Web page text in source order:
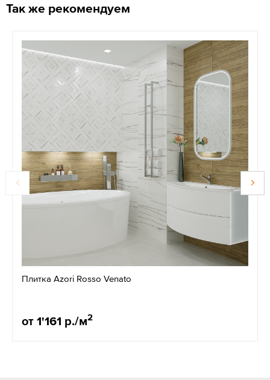
Так же рекомендуем
Плитка Azori Rosso Venato
от 1'161 р./м2